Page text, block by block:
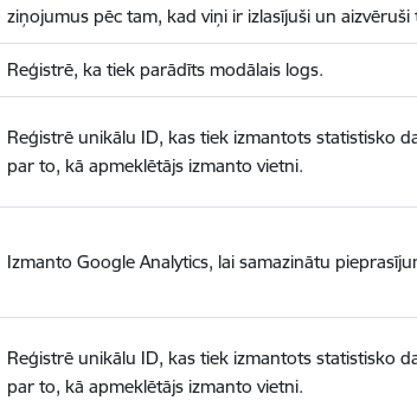
ziņojumus pēc tam, kad viņi ir izlasījuši un aizvēruši
Reģistrē, ka tiek parādīts modālais logs.
Reģistrē unikālu ID, kas tiek izmantots statistisko
par to, kā apmeklētājs izmanto vietni.
Izmanto Google Analytics, lai samazinātu
Reģistrē unikālu ID, kas tiek izmantots statistisko
par to, kā apmeklētājs izmanto vietni.